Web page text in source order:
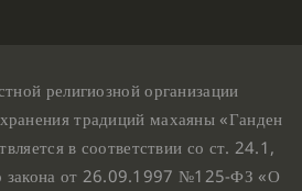
религиозной организации
традиций махаяны «Ганден
в соответствии со ст. 24.1,
закона от 26.09.1997 №125-ФЗ «О